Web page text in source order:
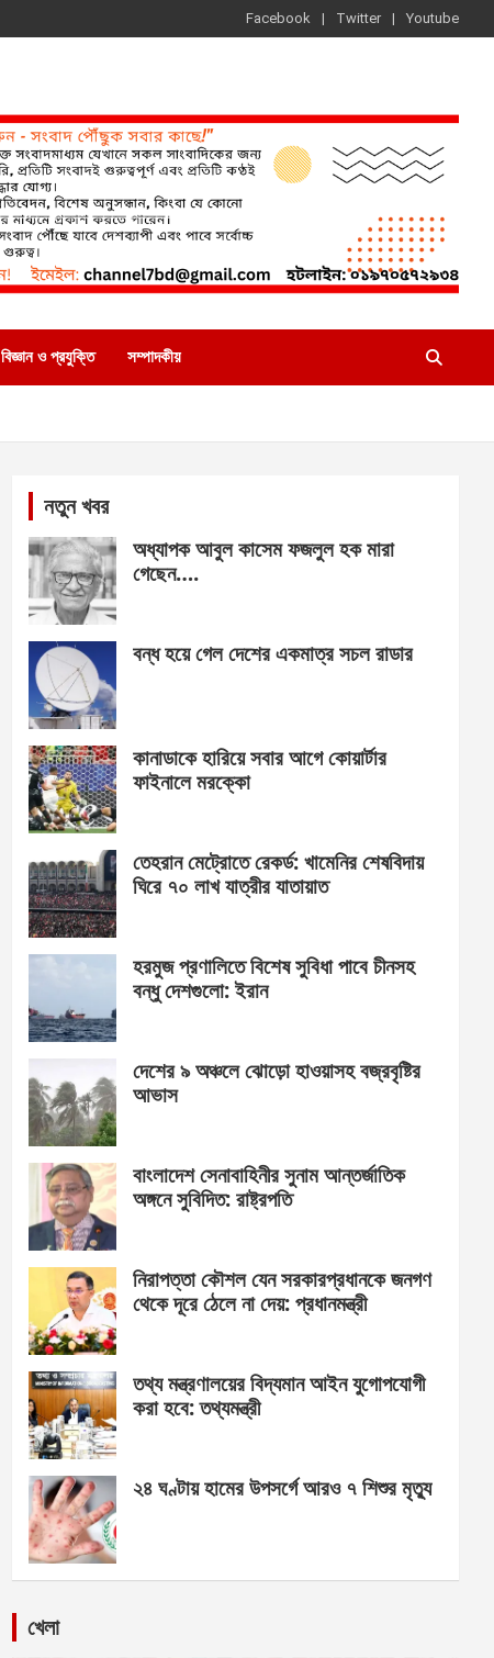
Facebook Twitter Youtube
বিজ্ঞান ও প্রযুক্তি সম্পাদকীয়
নতুন খবর
অধ্যাপক আবুল কাসেম ফজলুল হক মারা
গেছেন….
বন্ধ হয়ে গেল দেশের একমাত্র সচল রাডার
কানাডাকে হারিয়ে সবার আগে কোয়ার্টার
ফাইনালে মরক্কো
তেহরান মেট্রোতে রেকর্ড: খামেনির শেষবিদায়
ঘিরে ৭০ লাখ যাত্রীর যাতায়াত
হরমুজ প্রণালিতে বিশেষ সুবিধা পাবে চীনসহ
বন্ধু দেশগুলো: ইরান
দেশের ৯ অঞ্চলে ঝোড়ো হাওয়াসহ বজ্রবৃষ্টির
আভাস
বাংলাদেশ সেনাবাহিনীর সুনাম আন্তর্জাতিক
অঙ্গনে সুবিদিত: রাষ্ট্রপতি
নিরাপত্তা কৌশল যেন সরকারপ্রধানকে জনগণ
থেকে দূরে ঠেলে না দেয়: প্রধানমন্ত্রী
তথ্য মন্ত্রণালয়ের বিদ্যমান আইন যুগোপযোগী
করা হবে: তথ্যমন্ত্রী
২৪ ঘণ্টায় হামের উপসর্গে আরও ৭ শিশুর মৃত্যু
খেলা